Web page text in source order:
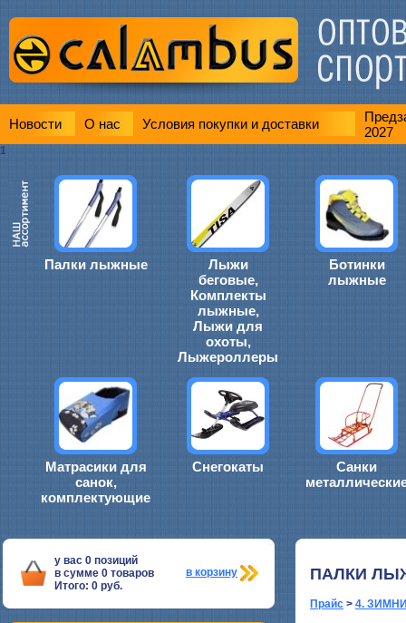
Новости О нас Условия покупки и доставки
2027
1
Палки лыжные
Лыжи
беговые,
Комплекты
лыжные,
Лыжи для
охоты,
Лыжероллеры
Ботинки
лыжные
Матрасики для
санок,
комплектующие
Снегокаты
Санки
у вас 0 позиций
в сумме 0 товаров
Итого: 0 руб.
в корзину ПАЛКИ
Прайс > 4.